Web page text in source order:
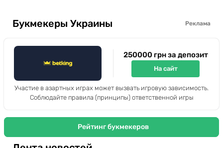
Букмекеры Украины Реклама
250000 грн за депозит
На сайт
Участие в азартных играх может вызвать игровую зависимость.
Соблюдайте правила (принципы) ответственной игры
Рейтинг букмекеров